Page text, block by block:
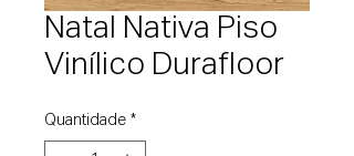
Natal Nativa Piso
Vinílico Durafloor
Quantidade *